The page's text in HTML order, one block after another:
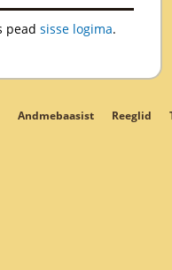
peadsisse logima.
Andmebaasist Reeglid